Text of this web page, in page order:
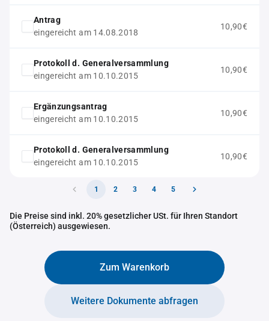
Antrag
eingereicht am 14.08.2018
10,90€
Protokoll d. Generalversammlung
eingereicht am 10.10.2015
10,90€
Ergänzungsantrag
eingereicht am 10.10.2015
10,90€
Protokoll d. Generalversammlung
eingereicht am 10.10.2015
10,90€
1 2 3 4 5
Die Preise sind inkl. 20% gesetzlicher USt. für Ihren Standort
(Österreich) ausgewiesen.
Zum Warenkorb
Weitere Dokumente abfragen